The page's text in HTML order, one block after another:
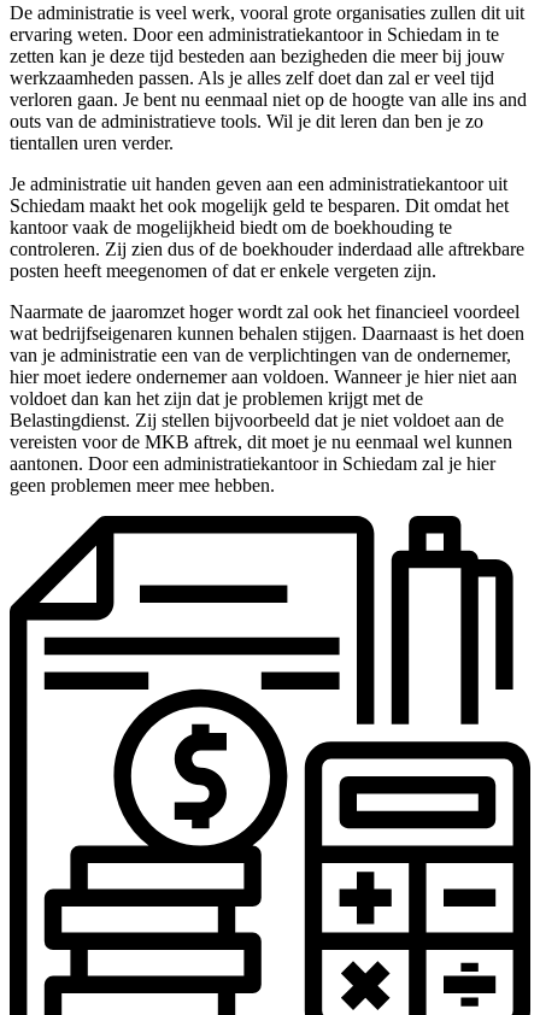
De administratie is veel werk, vooral grote organisaties zullen dit uit
ervaring weten. Door een administratiekantoor in Schiedam in te
zetten kan je deze tijd besteden aan bezigheden die meer bij jouw
werkzaamheden passen. Als je alles zelf doet dan zal er veel tijd
verloren gaan. Je bent nu eenmaal niet op de hoogte van alle ins and
outs van de administratieve tools. Wil je dit leren dan ben je zo
tientallen uren verder.
Je administratie uit handen geven aan een administratiekantoor uit
Schiedam maakt het ook mogelijk geld te besparen. Dit omdat het
kantoor vaak de mogelijkheid biedt om de boekhouding te
controleren. Zij zien dus of de boekhouder inderdaad alle aftrekbare
posten heeft meegenomen of dat er enkele vergeten zijn.
Naarmate de jaaromzet hoger wordt zal ook het financieel voordeel
wat bedrijfseigenaren kunnen behalen stijgen. Daarnaast is het doen
van je administratie een van de verplichtingen van de ondernemer,
hier moet iedere ondernemer aan voldoen. Wanneer je hier niet aan
voldoet dan kan het zijn dat je problemen krijgt met de
Belastingdienst. Zij stellen bijvoorbeeld dat je niet voldoet aan de
vereisten voor de MKB aftrek, dit moet je nu eenmaal wel kunnen
aantonen. Door een administratiekantoor in Schiedam zal je hier
geen problemen meer mee hebben.